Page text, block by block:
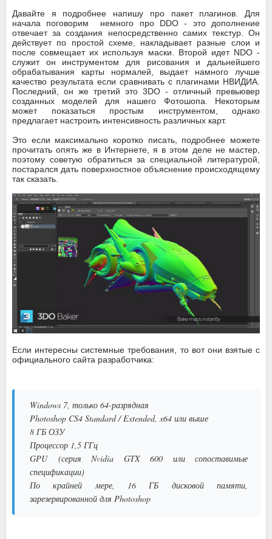
Давайте я подробнее напишу про пакет плагинов. Для
начала поговорим немного про DDO - это дополнение
отвечает за создания непосредственно самих текстур. Он
действует по простой схеме, накладывает разные слои и
после совмещает их используя маски. Второй идет NDO -
служит он инструментом для рисования и дальнейшего
обрабатывания карты нормалей, выдает намного лучше
качество результата если сравнивать с плагинами НВИДИА.
Последний, он же третий это 3DO - отличный превьювер
созданных моделей для нашего Фотошопа. Некоторым
может показаться простым инструментом, однако
предлагает настроить интенсивность различных карт.
Это если максимально коротко писать, подробнее можете
прочитать опять же в Интернете, я в этом деле не мастер,
поэтому советую обратиться за специальной литературой,
постарался дать поверхностное объяснение происходящему
так сказать.
Если интересны системные требования, то вот они взятые с
официального сайта разработчика:
Windows 7, только 64-разрядная
Photoshop CS4 Standard / Extended, x64 или выше
8 ГБ ОЗУ
Процессор 1,5 ГГц
GPU
(серия Nvidia GTX 600 или сопоставимые
спецификации)
По крайней мере, 16 ГБ дисковой памяти,
зарезервированной для Photoshop